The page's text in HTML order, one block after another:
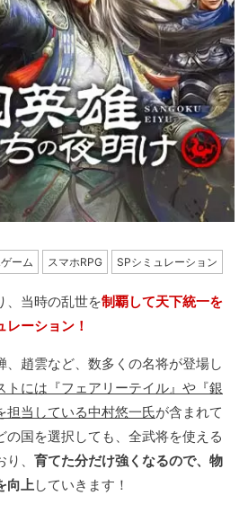
ーム スマホRPG SPシミュレーション
、当時の乱世を制覇して天下統一を
レーション！
、趙雲など、数多くの名将が登場し
トには『フェアリーテイル』や『銀
担当している中村悠一氏が含まれて
の国を選択しても、全武将を使える
、 育てた分だけ強くなるので、物
向上していきます！